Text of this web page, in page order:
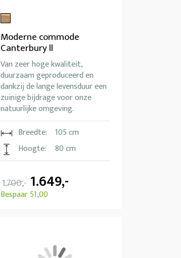
Moderne commode
Canterbury ll
Van zeer hoge kwaliteit,
duurzaam geproduceerd en
dankzij de lange levensduur een
zuinige bijdrage voor onze
natuurlijke omgeving.
Breedte:
105 cm
Hoogte:
80 cm
1.700,- 1.649,-
Bespaar 51,00